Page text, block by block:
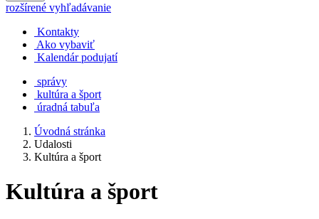
rozšírené vyhľadávanie
Kontakty
Ako vybaviť
Kalendár podujatí
správy
kultúra a šport
úradná tabuľa
Úvodná stránka
Udalosti
Kultúra a šport
Kultúra a šport